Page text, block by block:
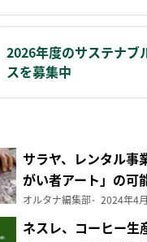
2026年度のサステナブ
スを募集中
サラヤ、レンタル事
がい者アート」の可
る
オルタナ編集部 2024年4
ネスレ、コーヒー生